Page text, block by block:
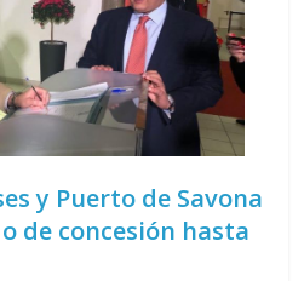
y Puerto de Savona
de concesión hasta